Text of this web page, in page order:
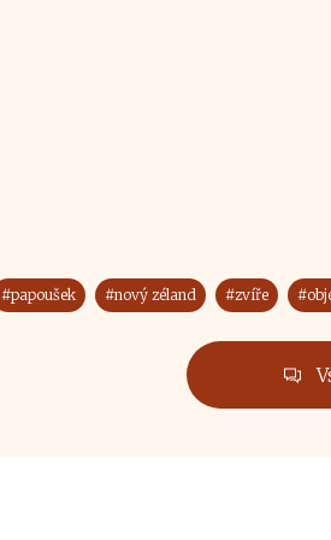
#papoušek #nový zéland #zvíře